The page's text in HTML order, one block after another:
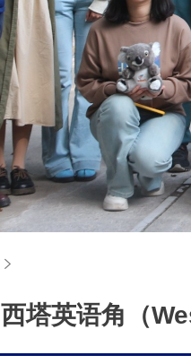
西塔英语角（